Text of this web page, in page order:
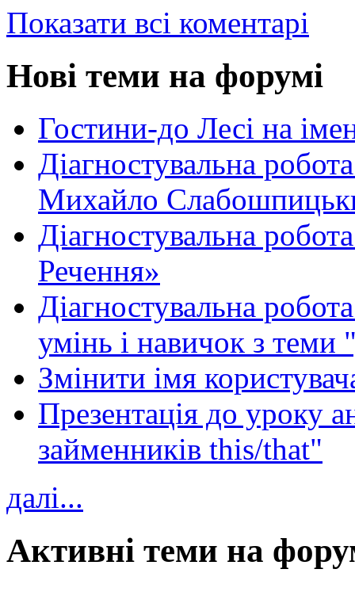
Показати всі коментарі
Нові теми на форумі
Гостини-до Лесі на
Діагностувальна
Михайло
Діагностувальна
Речення»
Діагностувальна
умінь і навичок з теми
Змінити імя
Презентація до уроку
займенників this/that"
далі...
Активні теми на